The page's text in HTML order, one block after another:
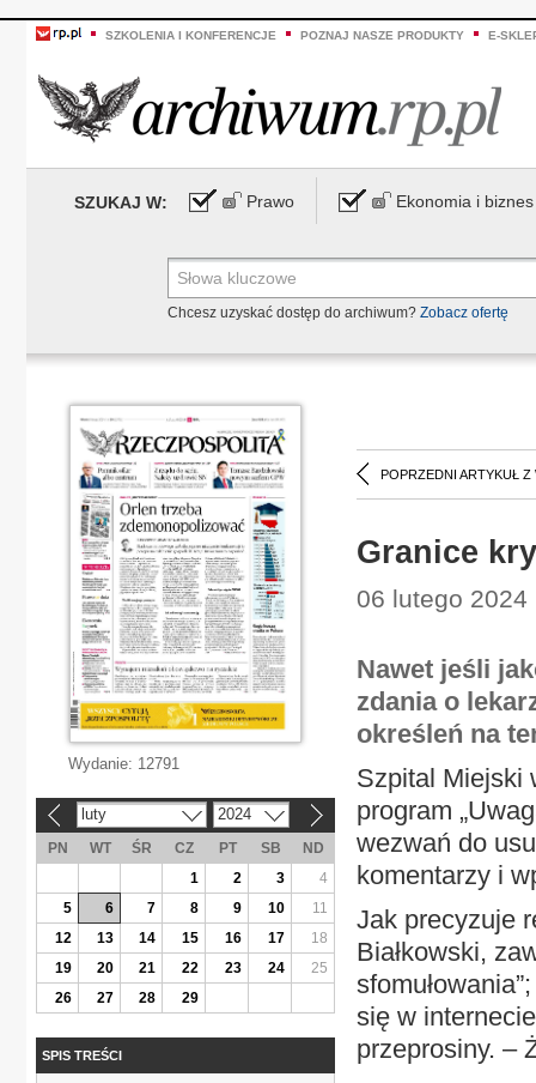
SZKOLENIA I KONFERENCJE POZNAJ NASZE PRODUKTY E-
SZUKAJ W: Prawo Ekonomia i biznes
Chcesz uzyskać dostęp do archiwum? Zobacz ofertę
POPRZEDNI ARTYKUŁ Z
Granice
06 lutego 2024
Nawet jeśli
zdania o
określeń na
Szpital Miejski
program
wezwań do
komentarzy i
Jak precyzuje
Białkowski,
się w
przeprosiny. –
Wydanie: 12791
luty 2024
PN WT ŚR CZ PT SB
ND
1
2 3
4
5
6 7 8 9 10
11
12
13 14 15 16 17
18
19
20 21 22 23 24
25
26
27 28 29
SPIS TREŚCI